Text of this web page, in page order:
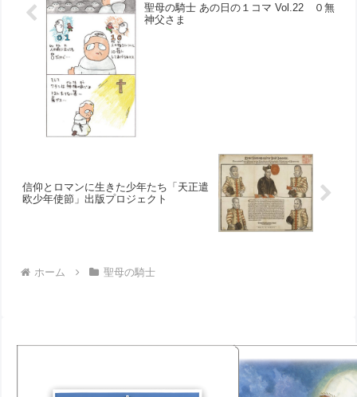
聖母の騎士 あの日の１コマ Vol.22 ０無
神父さま
信仰とロマンに生きた少年たち「天正遣
欧少年使節」出版プロジェクト
ホーム 聖母の騎士